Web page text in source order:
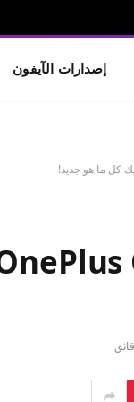
إصدارات الآيفون